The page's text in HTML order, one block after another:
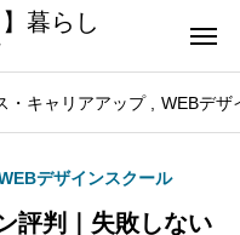
暮らし
・キャリアアップ WEBデザ
デザインスクール
評判｜失敗しない